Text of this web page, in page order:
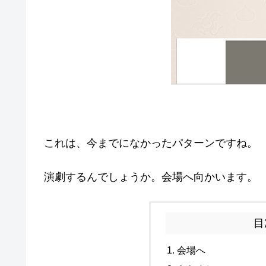
これは、今までになかったパターンですね。
演劇するんでしょうか。会場へ向かいます。
会場へ